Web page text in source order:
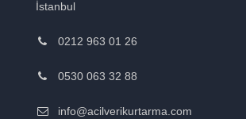
İstanbul
0212 963 01 26
0530 063 32 88
info@acilverikurtarma.com